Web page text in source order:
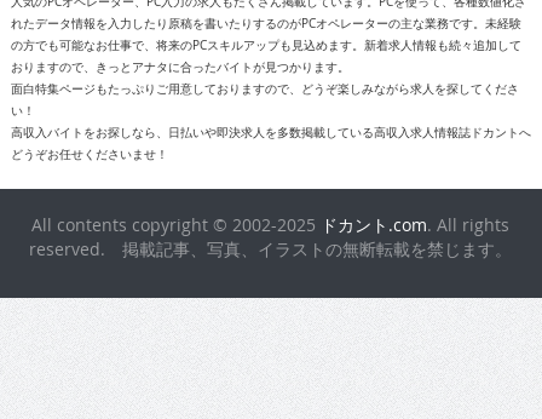
れたデータ情報を入力したり原稿を書いたりするのがPCオペレーターの主な業務です。未経験
の方でも可能なお仕事で、将来のPCスキルアップも見込めます。新着求人情報も続々追加して
おりますので、きっとアナタに合ったバイトが見つかります。
面白特集ページもたっぷりご用意しておりますので、どうぞ楽しみながら求人を探してくださ
い！
高収入バイトをお探しなら、日払いや即決求人を多数掲載している高収入求人情報誌ドカントへ
どうぞお任せくださいませ！
All contents copyright © 2002-2025 ドカント.com. All rights
reserved. 掲載記事、写真、イラストの無断転載を禁じます。